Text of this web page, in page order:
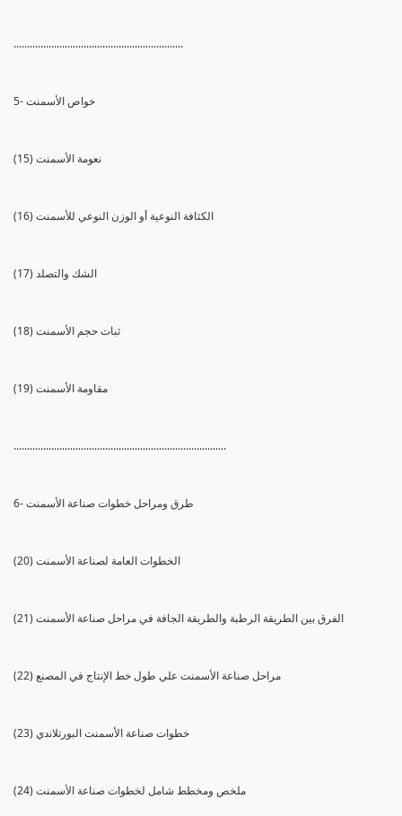
...............................................................
5- خواص الأسمنت
(15) نعومة الأسمنت
(16) الكثافة النوعية أو الوزن النوعي للأسمنت
(17) الشك والتصلد
(18) ثبات حجم الأسمنت
(19) مقاومة الأسمنت
...............................................................................
6- طرق ومراحل خطوات صناعة الأسمنت
(20) الخطوات العامة لصناعة الأسمنت
(21) الفرق بين الطريقة الرطبة والطريقة الجافة في مراحل صناعة الأسمنت
(22) مراحل صناعة الأسمنت علي طول خط الإنتاج في المصنع
(23) خطوات صناعة الأسمنت البورتلاندي
(24) ملخص ومخطط شامل لخطوات صناعة الأسمنت